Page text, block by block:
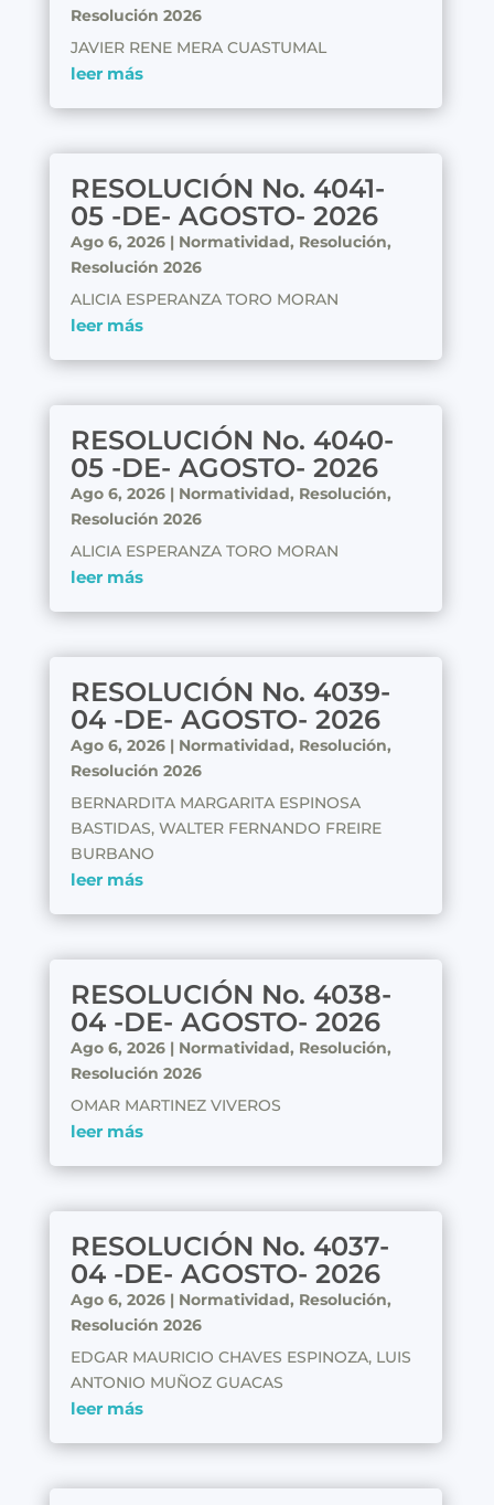
Resolución 2026
JAVIER RENE MERA CUASTUMAL
leer más
RESOLUCIÓN No. 4041-
05 -DE- AGOSTO- 2026
Ago 6, 2026| Normatividad, Resolución,
Resolución 2026
ALICIA ESPERANZA TORO MORAN
leer más
RESOLUCIÓN No. 4040-
05 -DE- AGOSTO- 2026
Ago 6, 2026| Normatividad, Resolución,
Resolución 2026
ALICIA ESPERANZA TORO MORAN
leer más
RESOLUCIÓN No. 4039-
04 -DE- AGOSTO- 2026
Ago 6, 2026| Normatividad, Resolución,
Resolución 2026
BERNARDITA MARGARITA ESPINOSA
BASTIDAS, WALTER FERNANDO FREIRE
BURBANO
leer más
RESOLUCIÓN No. 4038-
04 -DE- AGOSTO- 2026
Ago 6, 2026| Normatividad, Resolución,
Resolución 2026
OMAR MARTINEZ VIVEROS
leer más
RESOLUCIÓN No. 4037-
04 -DE- AGOSTO- 2026
Ago 6, 2026| Normatividad, Resolución,
Resolución 2026
EDGAR MAURICIO CHAVES ESPINOZA, LUIS
ANTONIO MUÑOZ GUACAS
leer más